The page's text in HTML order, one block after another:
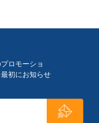
ロモーショ
初にお知らせ